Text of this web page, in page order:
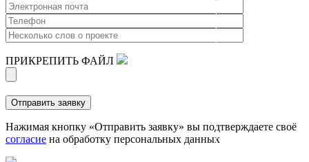
ПРИКРЕПИТЬ ФАЙЛ
Нажимая кнопку «Отправить заявку» вы подтверждаете своё
согласие на обработку персональных данных